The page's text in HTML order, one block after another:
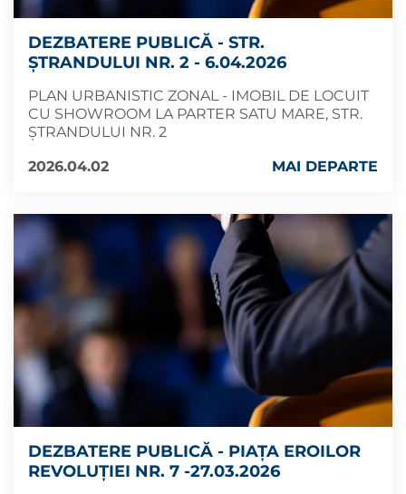
DEZBATERE PUBLICĂ - STR.
ȘTRANDULUI NR. 2 - 6.04.2026
PLAN URBANISTIC ZONAL - IMOBIL DE LOCUIT
CU SHOWROOM LA PARTER SATU MARE, STR.
ȘTRANDULUI NR. 2
2026.04.02
MAI DEPARTE
DEZBATERE PUBLICĂ - PIAȚA EROILOR
REVOLUȚIEI NR. 7 -27.03.2026